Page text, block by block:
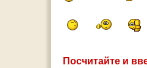
Посчитайте и